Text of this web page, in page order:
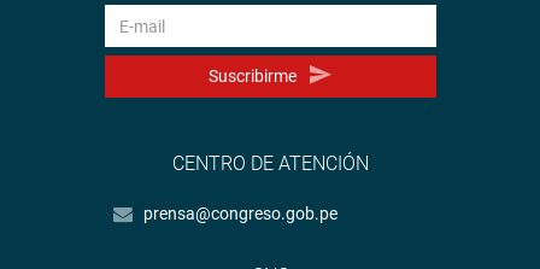
Suscribirme
CENTRO DE ATENCIÓN
prensa@congreso.gob.pe